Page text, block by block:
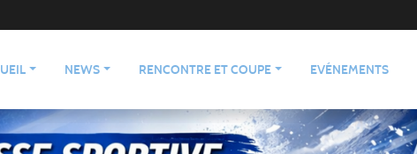
NEWS RENCONTRE ET COUPE EVÉNEMENTS